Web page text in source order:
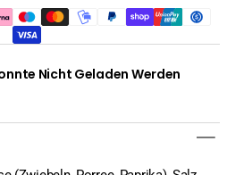
Nicht Geladen Werden